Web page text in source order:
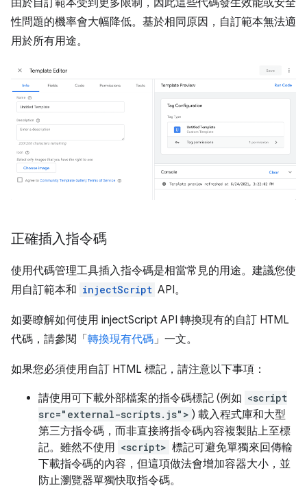
由於自訂範本受到更多限制，因此這些代碼發生效能或安全
性問題的機率會大幅降低。基於相同原因，自訂範本無法適
用於所有用途。
正確插入指令碼
使用代碼管理工具插入指令碼是相當常見的用途。建議您使
用自訂範本和 injectScript API。
如要瞭解如何使用 injectScript API 轉換現有的自訂 HTML
代碼，請參閱「轉換現有代碼 」一文。
如果您必須使用自訂 HTML 標記，請注意以下事項：
請使用可下載外部檔案的指令碼標記 (例如 <script
src="external-scripts.js"> ) 載入程式庫和大型
第三方指令碼，而非直接將指令碼內容複製貼上至標
記。雖然不使用 <script> 標記可避免單獨來回傳輸
下載指令碼的內容，但這項做法會增加容器大小，並
防止瀏覽器單獨快取指令碼。